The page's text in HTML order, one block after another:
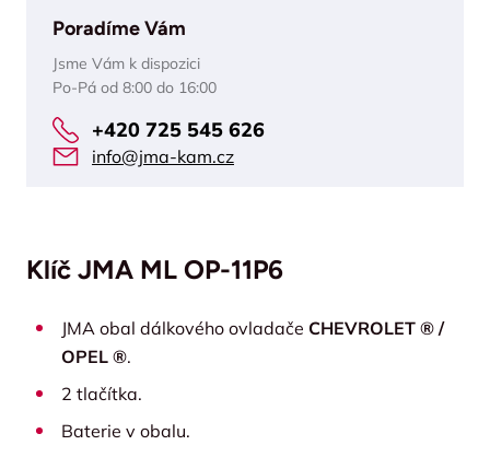
Poradíme Vám
Jsme Vám k dispozici
Po-Pá od 8:00 do 16:00
+420 725 545 626
info@jma-kam.cz
Klíč JMA ML OP-11P6
JMA obal dálkového ovladače CHEVROLET ® /
OPEL ®.
2 tlačítka.
Baterie v obalu.